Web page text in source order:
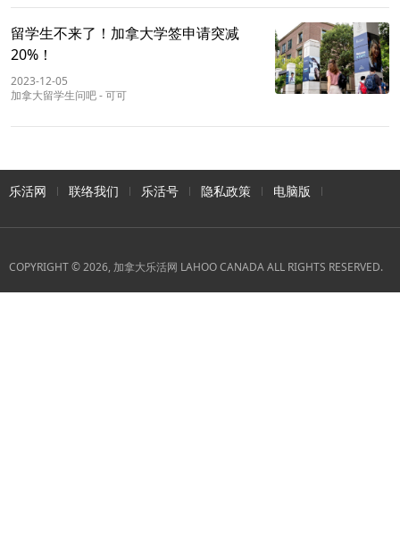
留学生不来了！加拿大学签申请突减
20%！
2023-12-05
加拿大留学生问吧-可可
乐活网 联络我们 乐活号 隐私政策 电脑版
COPYRIGHT © 2026, 加拿大乐活网 LAHOO CANADA ALL RIGHTS RESERVED.